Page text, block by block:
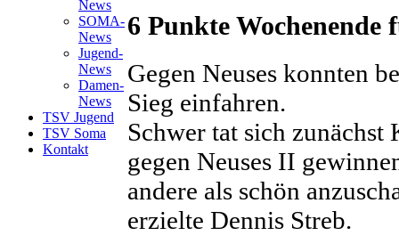
News
SOMA-
News
Jugend-
News
Damen-
News
TSV Jugend
TSV Soma
Kontakt
6 Punkte Wochenende
Gegen Neuses konnten
Sieg einfahren.
Schwer tat sich
gegen Neuses II
andere als schön
erzielte Dennis Streb.